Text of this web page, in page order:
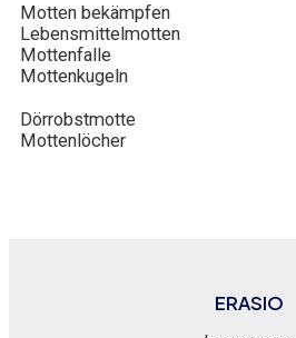
Motten bekämpfen
Lebensmittelmotten
Mottenfalle
Mottenkugeln
Dörrobstmotte
Mottenlöcher
ERASIO